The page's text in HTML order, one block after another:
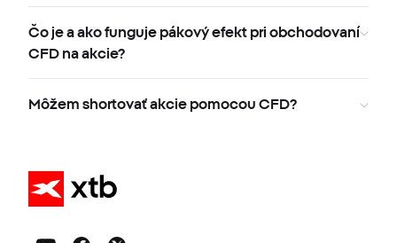
Čo je a ako funguje pákový efekt pri obchodovaní
CFD na akcie?
Môžem shortovať akcie pomocou CFD?